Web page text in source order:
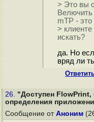
> Это вы
mTP - это
>
искать?
да. Но
вряд ли
26. "Доступен FlowPrint,
определения
Сообщение от Аноним